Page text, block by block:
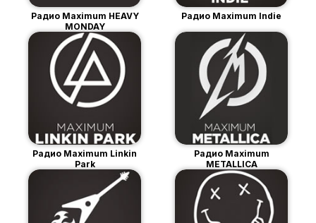
Радио Maximum HEAVY
MONDAY
Радио Maximum Indie
Радио Maximum Linkin
Park
Радио Maximum
METALLICA